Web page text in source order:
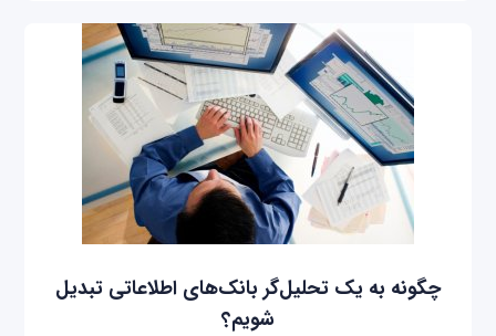
چگونه به یک تحلیل‌گر بانک‌های اطلاعاتی تبدیل
شویم؟